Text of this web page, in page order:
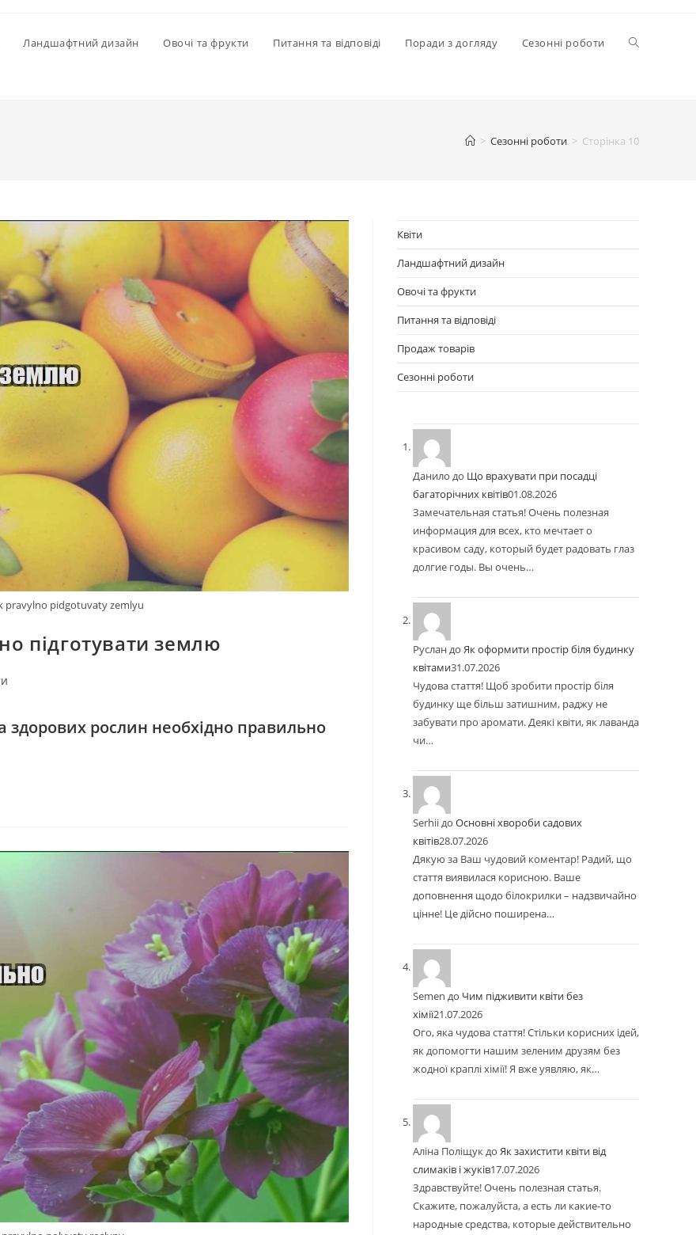
Ландшафтний дизайн Овочі та фрукти Питання та відповіді Поради з догляду Сезонні роботи Перемкнути
> Сезонні роботи > Сторінка 10
pravylno pidgotuvaty zemlyu
підготувати землю
здорових рослин необхідно правильно
Квіти
Ландшафтний дизайн
Овочі та фрукти
Питання та відповіді
Продаж товарів
Сезонні роботи
Данило до Що врахувати при посадці
багаторічних квітів01.08.2026
Замечательная статья! Очень полезная
информация для всех, кто мечтает о
красивом саду, который будет радовать глаз
долгие годы. Вы очень…
Руслан до Як оформити простір біля будинку
квітами31.07.2026
Чудова стаття! Щоб зробити простір біля
будинку ще більш затишним, раджу не
забувати про аромати. Деякі квіти, як лаванда
чи…
Serhiiдо Основні хвороби садових
квітів28.07.2026
Дякую за Ваш чудовий коментар! Радий, що
стаття виявилася корисною. Ваше
доповнення щодо білокрилки – надзвичайно
цінне! Це дійсно поширена…
Semen до Чим підживити квіти без
хімії21.07.2026
Ого, яка чудова стаття! Стільки корисних ідей,
як допомогти нашим зеленим друзям без
жодної краплі хімії! Я вже уявляю, як…
Аліна Поліщукдо Як захистити квіти від
слимаків і жуків17.07.2026
Здравствуйте! Очень полезная статья.
Скажите, пожалуйста, а есть ли какие-то
народные средства, которые действительно